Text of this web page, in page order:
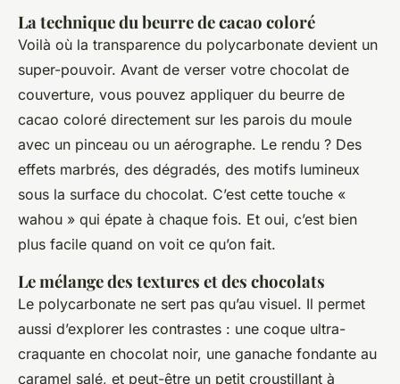
La technique du beurre de cacao coloré
Voilà où la transparence du polycarbonate devient un
super-pouvoir. Avant de verser votre chocolat de
couverture, vous pouvez appliquer du beurre de
cacao coloré directement sur les parois du moule
avec un pinceau ou un aérographe. Le rendu ? Des
effets marbrés, des dégradés, des motifs lumineux
sous la surface du chocolat. C’est cette touche «
wahou » qui épate à chaque fois. Et oui, c’est bien
plus facile quand on voit ce qu’on fait.
Le mélange des textures et des chocolats
Le polycarbonate ne sert pas qu’au visuel. Il permet
aussi d’explorer les contrastes : une coque ultra-
craquante en chocolat noir, une ganache fondante au
caramel salé, et peut-être un petit croustillant à